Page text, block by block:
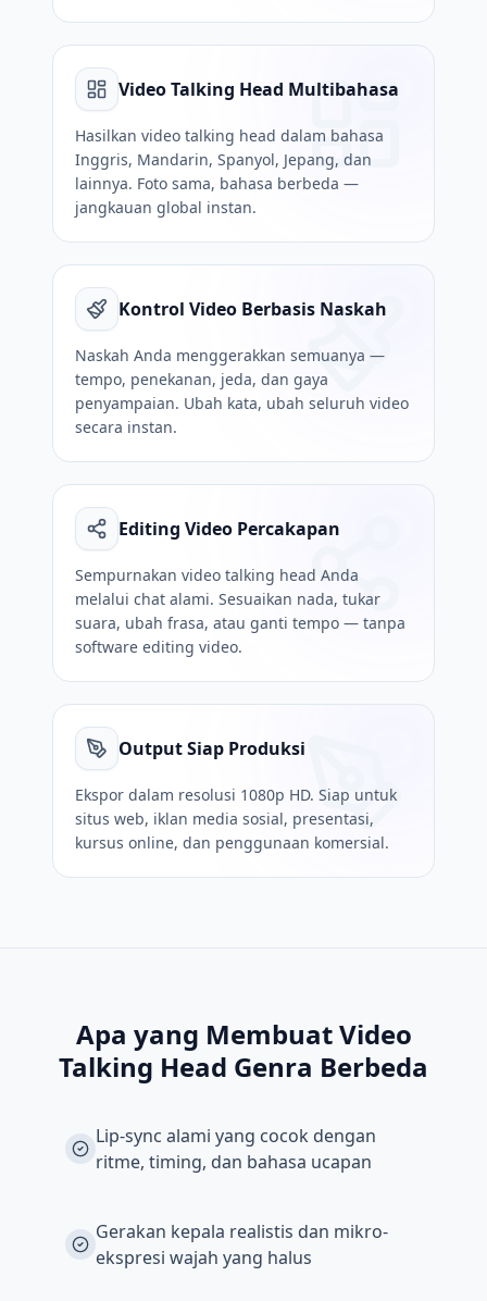
Video Talking Head Multibahasa
Hasilkan video talking head dalam bahasa
Inggris, Mandarin, Spanyol, Jepang, dan
lainnya. Foto sama, bahasa berbeda —
jangkauan global instan.
Kontrol Video Berbasis Naskah
Naskah Anda menggerakkan semuanya —
tempo, penekanan, jeda, dan gaya
penyampaian. Ubah kata, ubah seluruh video
secara instan.
Editing Video Percakapan
Sempurnakan video talking head Anda
melalui chat alami. Sesuaikan nada, tukar
suara, ubah frasa, atau ganti tempo — tanpa
software editing video.
Output Siap Produksi
Ekspor dalam resolusi 1080p HD. Siap untuk
situs web, iklan media sosial, presentasi,
kursus online, dan penggunaan komersial.
Apa yang Membuat Video
Talking Head Genra Berbeda
Lip-sync alami yang cocok dengan
ritme, timing, dan bahasa ucapan
Gerakan kepala realistis dan mikro-
ekspresi wajah yang halus